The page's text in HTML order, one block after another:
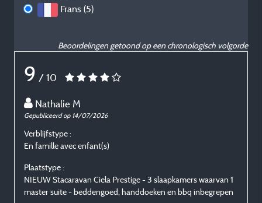
Frans (5)
Beoordelingen getoond op een chronologisch volgorde
9 / 10
Nathalie M
Gepubliceerd op 14/07/2026
Verblijfstype :
En famille avec enfant(s)
Plaatstype :
NIEUW Stacaravan Ciela Prestige - 3 slaapkamers waarvan 1
master suite - beddengoed, handdoeken en bbq inbegrepen